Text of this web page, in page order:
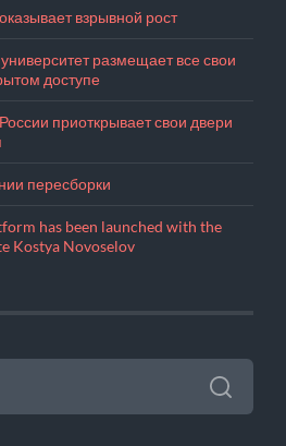
взрывной рост
размещает все свои
доступе
приоткрывает свои двери
пересборки
has been launched with the
Kostya Novoselov